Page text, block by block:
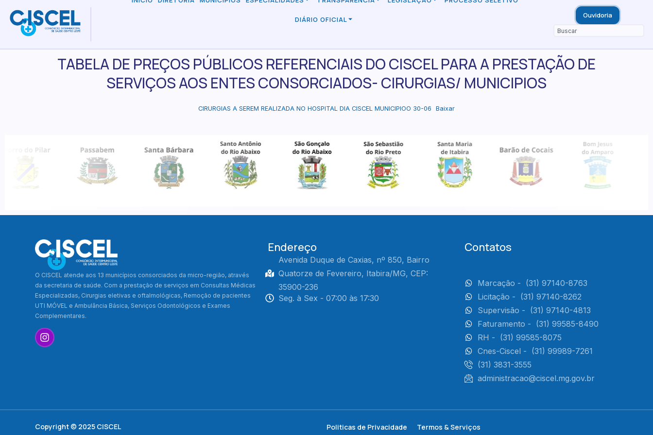
DIÁRIO OFICIAL Ouvidoria
TABELA DE PREÇOS PÚBLICOS REFERENCIAIS DO CISCEL PARA A PRESTAÇÃO DE
SERVIÇOS AOS ENTES CONSORCIADOS- CIRURGIAS/ MUNICIPIOS
CIRURGIAS A SEREM REALIZADA NO HOSPITAL DIA CISCEL MUNICIPIOO 30-06 Baixar
O CISCEL atende aos 13 municípios consorciados da micro-região, através
da secretaria de saúde. Com a prestação de serviços em Consultas Médicas
Especializadas, Cirurgias eletivas e oftalmológicas, Remoção de pacientes
UTI MÓVEL e Ambulância Básica, Serviços Odontológicos e Exames
Complementares.
Endereço
Avenida Duque de Caxias, nº 850, Bairro
Quatorze de Fevereiro, Itabira/MG, CEP:
35900-236
Seg. à Sex - 07:00 às 17:30
Contatos
Marcação - (31) 97140-8763
Licitação - (31) 97140-8262
Supervisão - (31) 97140-4813
Faturamento - (31) 99585-8490
RH - (31) 99585-8075
Cnes-Ciscel - (31) 99989-7261
(31) 3831-3555
administracao@ciscel.mg.gov.br
Copyright © 2025 CISCEL Politicas de Privacidade Termos & Serviços